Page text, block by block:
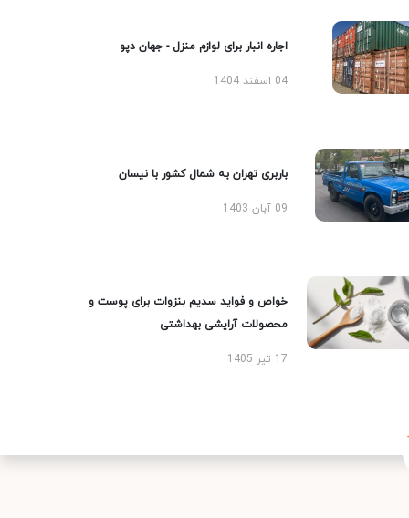
اجاره انبار برای لوازم منزل - جهان دپو
04 اسفند 1404
باربری تهران به شمال کشور با نیسان
09 آبان 1403
خواص و فواید سدیم بنزوات برای پوست و
محصولات آرایشی بهداشتی
17 تیر 1405